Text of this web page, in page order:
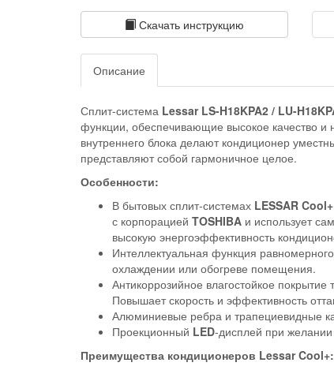
Скачать инструкцию
Описание
Сплит-система Lessar LS-H18KPA2 / LU-
функции, обеспечивающие высокое качество и
внутреннего блока делают кондиционер
представляют собой гармоничное целое.
Особенности:
В бытовых сплит-системах LESSAR Cool+
с корпорацией TOSHIBA и использует
высокую энергоэффективность
Интеллектуальная функция
охлаждении или обогреве помещения.
Антикоррозийное влагостойкое
Повышает скорость и эффективность
Алюминиевые ребра и трапециевидные
Проекционный LED-дисплей при
Преимущества кондиционеров Lessar Cool+: